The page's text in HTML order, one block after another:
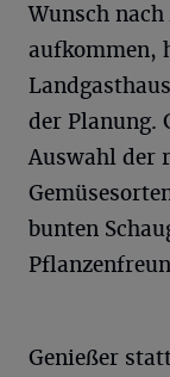
Wunsch
aufkommen,
der Planung.
Auswahl der
bunten
Genießer